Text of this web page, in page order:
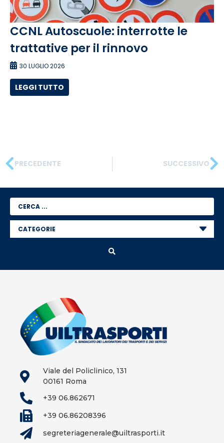
CCNL Autoscuole: interrotte le
trattative per il rinnovo
30 LUGLIO 2026
LEGGI TUTTO
PRECEDENTE SUCCESSIVO
Viale del Policlinico, 131
00161 Roma
+39 06.862671
+39 06.86208396
segreteriagenerale@uiltrasporti.it